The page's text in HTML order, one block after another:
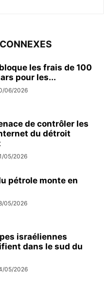
les frais de 100
pour les...
06/2026
de contrôler les
du détroit
05/2026
pétrole monte en
05/2026
israéliennes
dans le sud du
05/2026